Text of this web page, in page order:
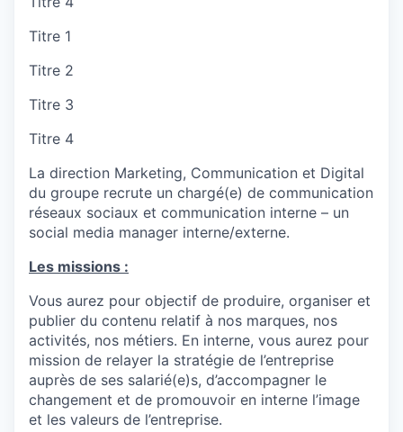
Titre 1
Titre 2
Titre 3
Titre 4
La direction Marketing, Communication et Digital
du groupe recrute un chargé(e) de communication
réseaux sociaux et communication interne – un
social media manager interne/externe.
Les missions :
Vous aurez pour objectif de produire, organiser et
publier du contenu relatif à nos marques, nos
activités, nos métiers. En interne, vous aurez pour
mission de relayer la stratégie de l’entreprise
auprès de ses salarié(e)s, d’accompagner le
changement et de promouvoir en interne l’image
et les valeurs de l’entreprise.